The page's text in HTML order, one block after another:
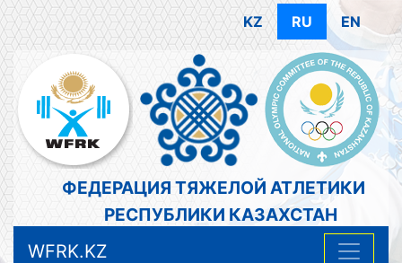
KZ RU EN
ФЕДЕРАЦИЯ ТЯЖЕЛОЙ АТЛЕТИКИ
РЕСПУБЛИКИ КАЗАХСТАН
WFRK.KZ